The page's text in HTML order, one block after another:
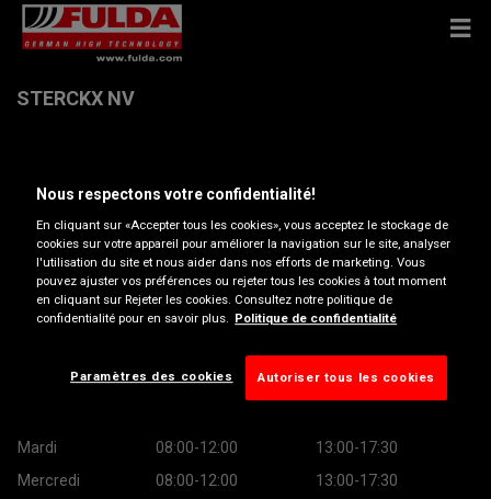
STERCKX NV
Obtenir directions
Afficher le numéro de téléphone
Heures d’ouverture
Mardi
08:00-12:00
13:00-17:30
Mercredi
08:00-12:00
13:00-17:30
Nous respectons votre confidentialité!
En cliquant sur «Accepter tous les cookies», vous acceptez le stockage de
cookies sur votre appareil pour améliorer la navigation sur le site, analyser
l'utilisation du site et nous aider dans nos efforts de marketing. Vous
pouvez ajuster vos préférences ou rejeter tous les cookies à tout moment
en cliquant sur Rejeter les cookies. Consultez notre politique de
confidentialité pour en savoir plus.
Politique de confidentialité
Paramètres des cookies Autoriser tous les cookies